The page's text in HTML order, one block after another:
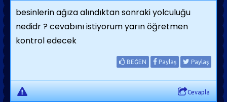
besinlerin ağıza alındıktan sonraki yolculuğu
nedidr ? cevabını istiyorum yarın öğretmen
kontrol edecek
BEĞEN Paylaş Paylaş
Cevapla